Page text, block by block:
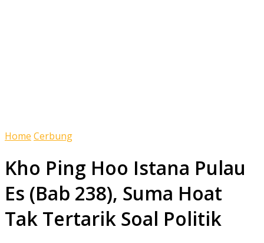
Home Cerbung
Kho Ping Hoo Istana Pulau
Es (Bab 238), Suma Hoat
Tak Tertarik Soal Politik